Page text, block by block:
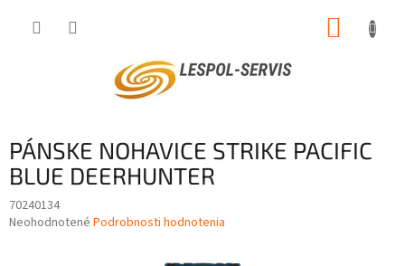
PÁNSKE NOHAVICE STRIKE PACIFIC
BLUE DEERHUNTER
70240134
Priemerné
Neohodnotené Podrobnosti hodnotenia